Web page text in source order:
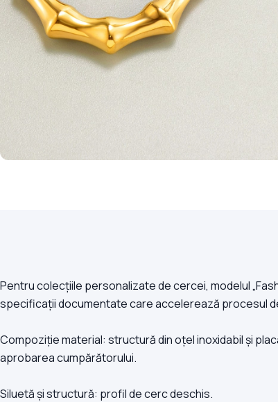
Pentru colecțiile personalizate de cercei, modelul
specificații documentate care accelerează procesul
Compoziție material: structură din oțel inoxidabil și
aprobarea cumpărătorului.
Siluetă și structură: profil de cerc deschis.